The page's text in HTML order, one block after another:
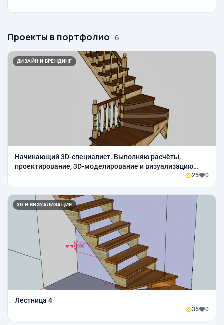
Проекты в портфолио · 6
ДИЗАЙН И БРЕНДИНГ
Начинающий 3D-специалист. Выполняю расчёты,
проектирование, 3D-моделирование и визуализацию
лестниц и других конструкций. По вашим размерам и
чертежам. Цена по договорённости.
25 0
3D И ВИЗУАЛИЗАЦИЯ
Лестница 4
35 0